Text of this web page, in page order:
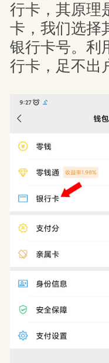
行卡，其原理
卡，我们选择
银行卡号。利
行卡，足不出